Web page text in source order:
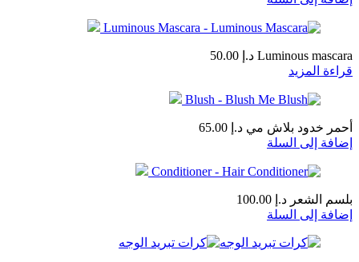
Luminous mascara د.إ
قراءة المزيد
أحمر خدود بلاش مي د.إ
إضافة إلى السلة
بلسم الشعر د.إ
إضافة إلى السلة